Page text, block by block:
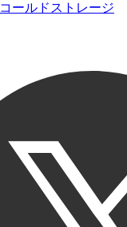
コールドストレージ